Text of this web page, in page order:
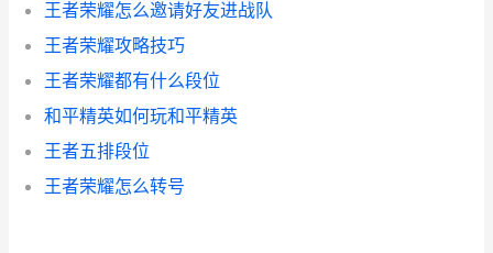
王者荣耀怎么邀请好友进战队
王者荣耀攻略技巧
王者荣耀都有什么段位
和平精英如何玩和平精英
王者五排段位
王者荣耀怎么转号